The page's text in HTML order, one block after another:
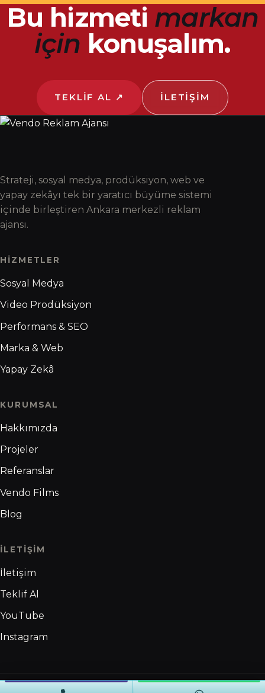
Bu hizmeti markan
için konuşalım.
TEKLIF AL ↗ İLETIŞIM
Strateji, sosyal medya, prodüksiyon, web ve
yapay zekâyı tek bir yaratıcı büyüme sistemi
içinde birleştiren Ankara merkezli reklam
ajansı.
HIZMETLER
Sosyal Medya
Video Prodüksiyon
Performans & SEO
Marka & Web
Yapay Zekâ
KURUMSAL
Hakkımızda
Projeler
Referanslar
Vendo Films
Blog
İLETIŞIM
İletişim
Teklif Al
YouTube
Instagram